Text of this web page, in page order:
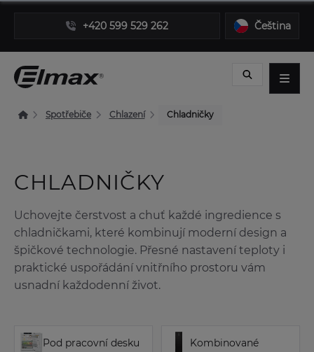
+420 599 529 262 Čeština
Spotřebiče Chlazení Chladničky
CHLADNIČKY
Uchovejte čerstvost a chuť každé ingredience s
chladničkami, které kombinují moderní design a
špičkové technologie. Přesné nastavení teploty i
praktické uspořádání vnitřního prostoru vám
usnadní každodenní život.
Pod pracovní desku Kombinované